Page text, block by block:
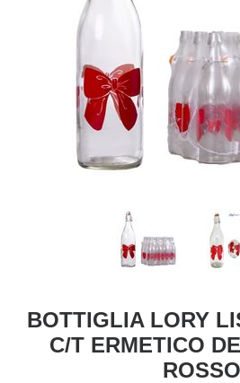
BOTTIGLIA LORY
C/T ERMETICO
ROSSO